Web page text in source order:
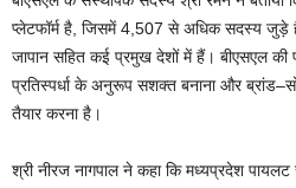
प्लेटफॉर्म है, जिसमें 4,507 से अधिक सदस्य जुड़े
जापान सहित कई प्रमुख देशों में हैं। बीएसएल की
प्रतिस्पर्धा के अनुरूप सशक्त बनाना और
तैयार करना है।
श्री नीरज नागपाल ने कहा कि मध्यप्रदेश